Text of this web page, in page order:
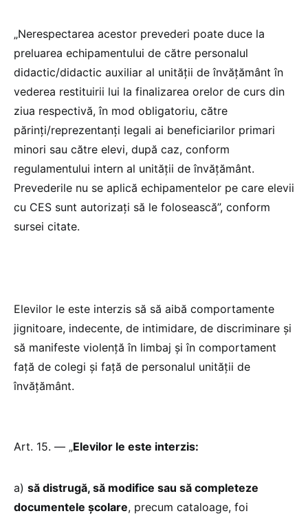
„Nerespectarea acestor prevederi poate duce la
preluarea echipamentului de către personalul
didactic/didactic auxiliar al unității de învățământ în
vederea restituirii lui la finalizarea orelor de curs din
ziua respectivă, în mod obligatoriu, către
părinți/reprezentanți legali ai beneficiarilor primari
minori sau către elevi, după caz, conform
regulamentului intern al unității de învățământ.
Prevederile nu se aplică echipamentelor pe care elevii
cu CES sunt autorizați să le folosească”, conform
sursei citate.
Elevilor le este interzis să să aibă comportamente
jignitoare, indecente, de intimidare, de discriminare și
să manifeste violență în limbaj și în comportament
față de colegi și față de personalul unității de
învățământ.
Art. 15. — „Elevilor le este interzis:
a) să distrugă, să modifice sau să completeze
documentele școlare, precum cataloage, foi